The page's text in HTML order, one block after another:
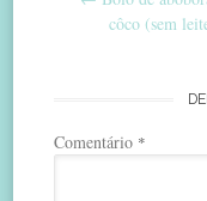
côco (sem
Comentário *